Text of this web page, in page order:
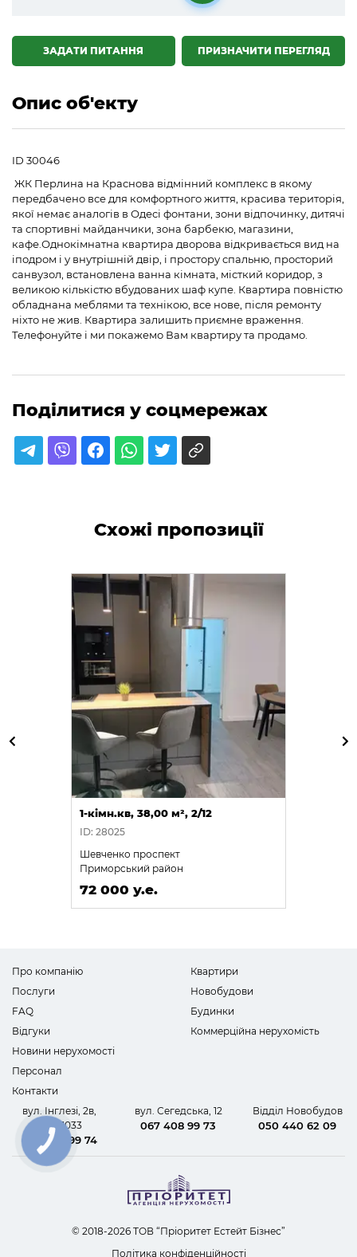
☎
ПРИЗНАЧИТИ ПЕРЕГЛЯД
ЗАДАТИ ПИТАННЯ
Опис об'екту
ID 30046
ЖК Перлина на Краснова відмінний комплекс в якому
передбачено все для комфортного життя, красива територія,
якої немає аналогів в Одесі фонтани, зони відпочинку, дитячі
та спортивні майданчики, зона барбекю, магазини,
кафе.Однокімнатна квартира дворова відкривається вид на
іподром і у внутрішній двір, і простору спальню, просторий
санвузол, встановлена ванна кімната, місткий коридор, з
великою кількістю вбудованих шаф купе. Квартира повністю
обладнана меблями та технікою, все нове, після ремонту
ніхто не жив. Квартира залишить приємне враження.
Телефонуйте і ми покажемо Вам квартиру та продамо.
Поділитися у соцмережах
Схожі пропозиції
1-кімн.кв, 38,00 м², 2/12
ID: 28025
Шевченко проспект
Приморський район
72 000 у.е.
Про компанію
Послуги
FAQ
Відгуки
Новини нерухомості
Персонал
Контакти
Квартири
Новобудови
Будинки
Коммерційна нерухомість
вул. Інглезі, 2в,
офіс 1033
067 408 99 74
вул. Сегедська, 12
067 408 99 73
Відділ Новобудов
050 440 62 09
© 2018-2026 ТОВ “Пріоритет Естейт Бізнес”
Політика конфіденційності
КНОПКА
ЗВ'ЯЗКУ